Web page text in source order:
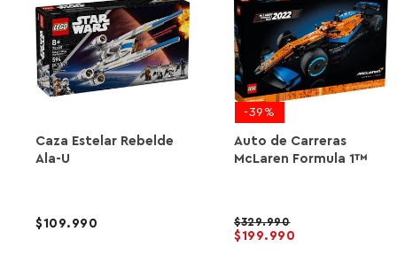
Caza Estelar Rebelde
Ala-U
109.990
-39%
Auto de Carreras
McLaren Formula 1™
329.990
199.990